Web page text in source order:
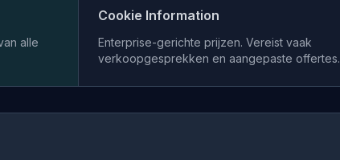
alle
Cookie Information
Enterprise-gerichte prijzen. Vereist vaak
verkoopgesprekken en aangepaste offertes.